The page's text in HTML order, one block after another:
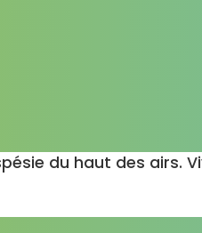
du haut des airs.